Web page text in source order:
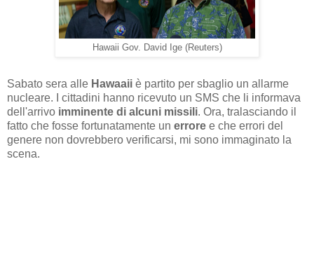
Hawaii Gov. David Ige (Reuters)
Sabato sera alle Hawaaii è partito per sbaglio un allarme
nucleare. I cittadini hanno ricevuto un SMS che li informava
dell'arrivo imminente di alcuni missili. Ora, tralasciando il
fatto che fosse fortunatamente un errore e che errori del
genere non dovrebbero verificarsi, mi sono immaginato la
scena.